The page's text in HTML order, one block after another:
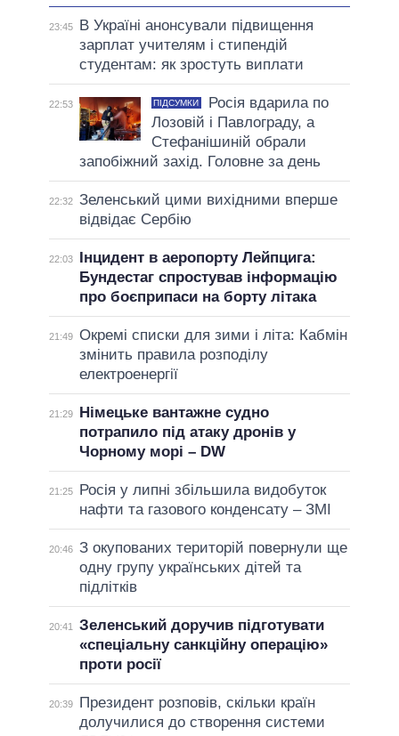
23:45
В Україні анонсували підвищення
зарплат учителям і стипендій
студентам: як зростуть виплати
22:53 ПІДСУМКИ
Росія вдарила по
Лозовій і Павлограду, а
Стефанішиній обрали
запобіжний захід. Головне за день
22:32 Зеленський цими вихідними вперше
відвідає Сербію
22:03
Інцидент в аеропорту Лейпцига:
Бундестаг спростував інформацію
про боєприпаси на борту літака
21:49 Окремі списки для зими і літа: Кабмін
змінить правила розподілу
електроенергії
21:29
Німецьке вантажне судно
потрапило під атаку дронів у
Чорному морі – DW
21:25
Росія у липні збільшила видобуток
нафти та газового конденсату – ЗМІ
20:46 З окупованих територій повернули ще
одну групу українських дітей та
підлітків
20:41
Зеленський доручив підготувати
«спеціальну санкційну операцію»
проти росії
20:39
Президент розповів, скільки країн
долучилися до створення системи